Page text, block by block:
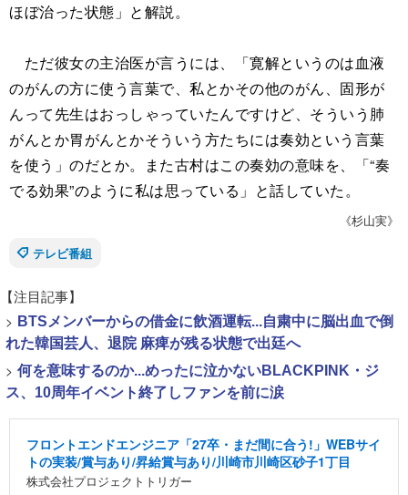
ほぼ治った状態」と解説。
ただ彼女の主治医が言うには、「寛解というのは血液
のがんの方に使う言葉で、私とかその他のがん、固形が
んって先生はおっしゃっていたんですけど、そういう肺
がんとか胃がんとかそういう方たちには奏効という言葉
を使う」のだとか。また古村はこの奏効の意味を、「“奏
でる効果”のように私は思っている」と話していた。
《杉山実》
テレビ番組
【注目記事】
> BTSメンバーからの借金に飲酒運転...自粛中に脳出血で倒
れた韓国芸人、退院 麻痺が残る状態で出廷へ
> 何を意味するのか...めったに泣かないBLACKPINK・ジ
ス、10周年イベント終了しファンを前に涙
フロントエンドエンジニア「27卒・まだ間に合う!」WEBサイ
トの実装/賞与あり/昇給賞与あり/川崎市川崎区砂子1丁目
株式会社プロジェクトトリガー